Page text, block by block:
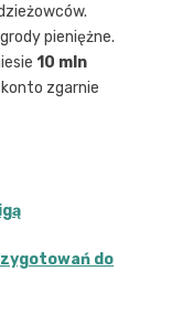
pieniężne.
10 mln
zgarnie
do